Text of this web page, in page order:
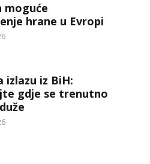
moguće
hrane u Evropi
izlazu iz BiH:
gdje se trenutno